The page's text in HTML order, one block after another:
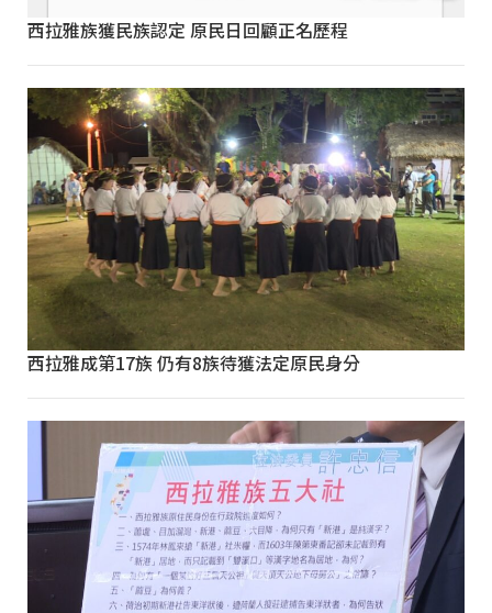
西拉雅族獲民族認定 原民日回顧正名歷程
西拉雅成第17族 仍有8族待獲法定原民身分